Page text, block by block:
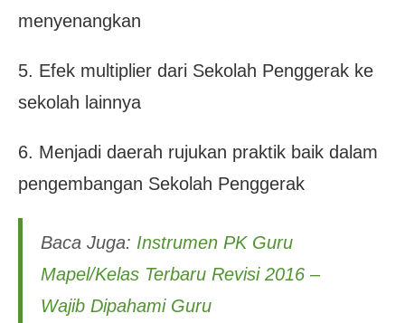
menyenangkan
5. Efek multiplier dari Sekolah Penggerak ke
sekolah lainnya
6. Menjadi daerah rujukan praktik baik dalam
pengembangan Sekolah Penggerak
Baca Juga: Instrumen PK Guru
Mapel/Kelas Terbaru Revisi 2016 –
Wajib Dipahami Guru